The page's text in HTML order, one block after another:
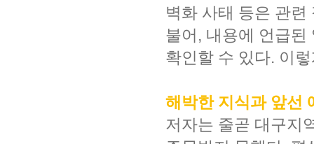
벽화 사태 등은 관
불어, 내용에 언급된
확인할 수 있다. 이
해박한 지식과 앞선
저자는 줄곧 대구지